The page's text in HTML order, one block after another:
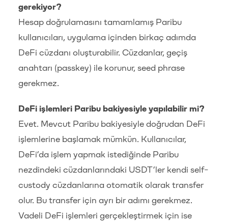
gerekiyor?
Hesap doğrulamasını tamamlamış Paribu
kullanıcıları, uygulama içinden birkaç adımda
DeFi cüzdanı oluşturabilir. Cüzdanlar, geçiş
anahtarı (passkey) ile korunur, seed phrase
gerekmez.
DeFi işlemleri Paribu bakiyesiyle yapılabilir mi?
Evet. Mevcut Paribu bakiyesiyle doğrudan DeFi
işlemlerine başlamak mümkün. Kullanıcılar,
DeFi’da işlem yapmak istediğinde Paribu
nezdindeki cüzdanlarındaki USDT’ler kendi self-
custody cüzdanlarına otomatik olarak transfer
olur. Bu transfer için ayrı bir adımı gerekmez.
Vadeli DeFi işlemleri gerçekleştirmek için ise